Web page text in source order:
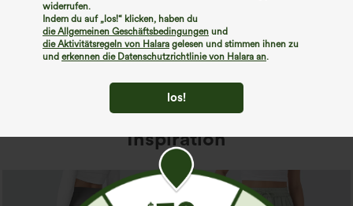
widerrufen.
Indem du auf „los!“ klicken, haben du
die Allgemeinen Geschäftsbedingungen und
die Aktivitätsregeln von Halara gelesen und stimmen ihnen zu
und erkennen die Datenschutzrichtlinie von Halara an.
los!
Mehr einkaufen
Inspiration